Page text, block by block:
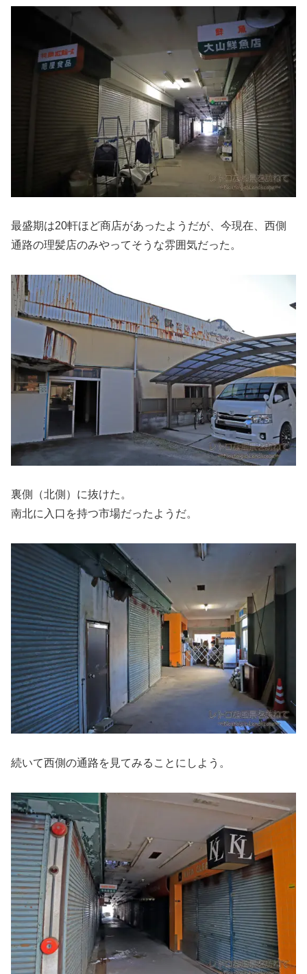
最盛期は20軒ほど商店があったようだが、今現在、西側
通路の理髪店のみやってそうな雰囲気だった。
裏側（北側）に抜けた。
南北に入口を持つ市場だったようだ。
続いて西側の通路を見てみることにしよう。